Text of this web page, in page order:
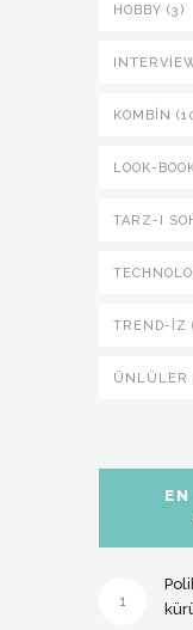
HOBBY (3)
KOMBIN
LOOK-
TARZ-I
TREND-IZ
ÜNLÜLER
1